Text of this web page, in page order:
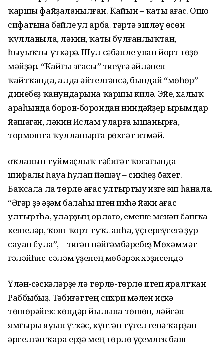
ҡаршы файҙаланылған. Ҡайын – ҡаты ағас. Ошо
сифатына бәйле ул арба, тәртә эшләү өсөн
ҡулланыла, ләкин, ҡаты булғанлыҡтан,
һыуыҡты үткәрә. Шул сәбәпле унан йорт төҙө­
мәйҙәр. “Ҡайғы ағасы” тиеүгә әйләнеп
ҡайтҡанда, алда әйтелгәнсә, бындай “мөһөр”
динебеҙ ҡанундарына ҡаршы килә. Эйе, халыҡ
араһында борон-борондан ниндәйҙер ырымдар
йәшәгән, ләкин Ислам уларға ышанырға,
тормошта ҡулланырға рөхсәт итмәй.
Һоҡланып туймаҫлыҡ тәбиғәт ҡосағында
шифалы һауа һулап йәшәү – сикһеҙ бәхет.
Баҡсала ла төрлө ағас ултыртыу изге эш һанала.
“Әгәр ҙә әҙәм балаһы иген икһә йәки ағас
ултыртһа, уларҙың орлоғо, емеше менән башҡа
кешеләр, ҡош-ҡорт туҡланһа, үҫтереүсегә ҙур
сауап була”, – тигән пәйғәмбәребеҙ Мөхәммәт
ғәләйһис-сәләм үҙенең мөбәрәк хәҙисендә.
Үлән-сәскәләрҙе лә төрлө-төрлө итеп яралтҡан
Раббыбыҙ. Тәбиғәттең сихри мәлен иҫкә
төшөрәйек: көндәр йылына төшөп, ләйсән
ямғыры яуып үткәс, күптән түгел генә ҡарҙан
әрселгән ҡара ерҙә мең төрлө үҫемлек баш